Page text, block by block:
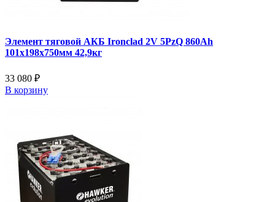
Элемент тяговой АКБ Ironclad 2V 5PzQ 860Ah
101x198x750мм 42,9кг
33 080 ₽
В корзину